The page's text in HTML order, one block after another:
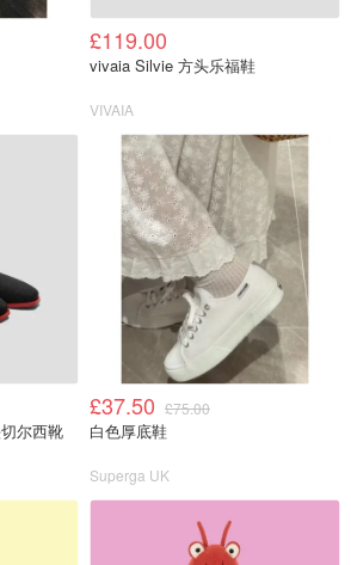
£119.00
vivaia Silvie 方头乐福鞋
VIVAIA
尔西靴
£37.50 £75.00
白色厚底鞋
Superga UK